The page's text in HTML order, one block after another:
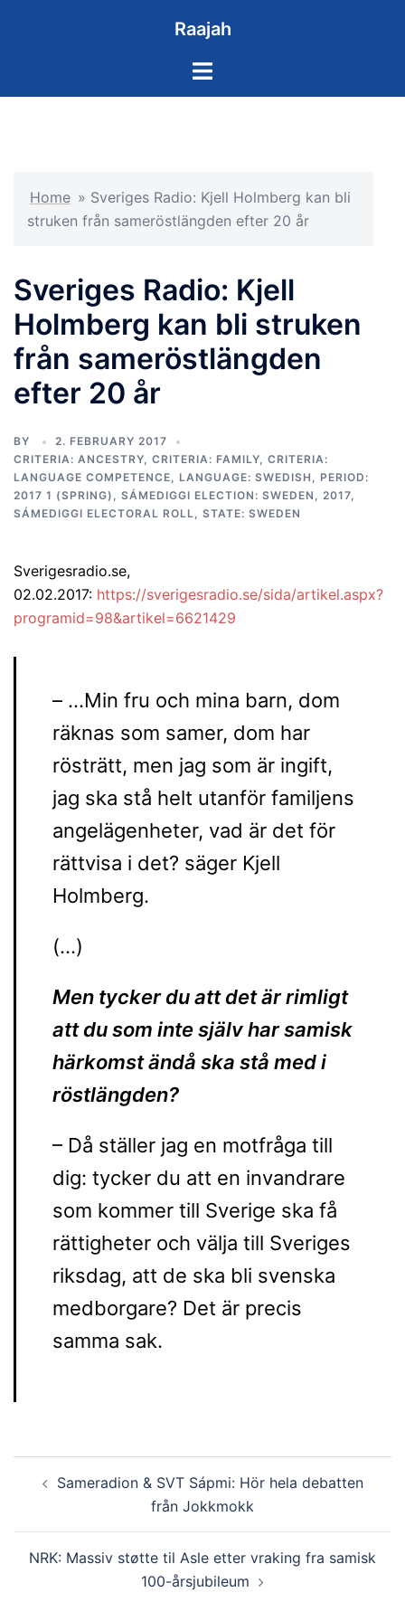
Raajah
Toggle
Home » Sveriges Radio: Kjell Holmberg kan bli
struken från sameröstlängden efter 20 år
Sveriges Radio: Kjell
Holmberg kan bli struken
från sameröstlängden
efter 20 år
BY
2. FEBRUARY 2017
CRITERIA: ANCESTRY, CRITERIA: FAMILY, CRITERIA:
LANGUAGE COMPETENCE, LANGUAGE: SWEDISH , PERIOD:
2017 1 (SPRING) , SÁMEDIGGI ELECTION: SWEDEN, 2017,
SÁMEDIGGI ELECTORAL ROLL, STATE: SWEDEN
Sverigesradio.se,
02.02.2017: https://sverigesradio.se/sida/artikel.aspx?
programid=98&artikel=6621429
– …Min fru och mina barn, dom
räknas som samer, dom har
rösträtt, men jag som är ingift,
jag ska stå helt utanför familjens
angelägenheter, vad är det för
rättvisa i det? säger Kjell
Holmberg.
(…)
Men tycker du att det är rimligt
att du som inte själv har samisk
härkomst ändå ska stå med i
röstlängden?
– Då ställer jag en motfråga till
dig: tycker du att en invandrare
som kommer till Sverige ska få
rättigheter och välja till Sveriges
riksdag, att de ska bli svenska
medborgare? Det är precis
samma sak.
navigation
Sameradion & SVT Sápmi: Hör hela debatten
från Jokkmokk
NRK: Massiv støtte til Asle etter vraking fra samisk
100-årsjubileum